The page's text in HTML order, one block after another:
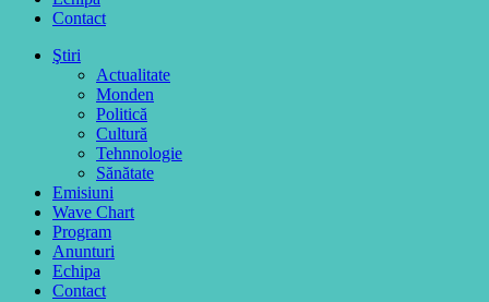
Contact
Ştiri
Actualitate
Monden
Politică
Cultură
Tehnnologie
Sănătate
Emisiuni
Wave Chart
Program
Anunturi
Echipa
Contact